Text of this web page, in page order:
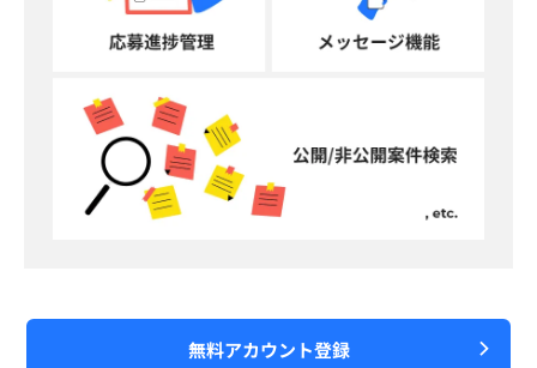
無料アカウント登録